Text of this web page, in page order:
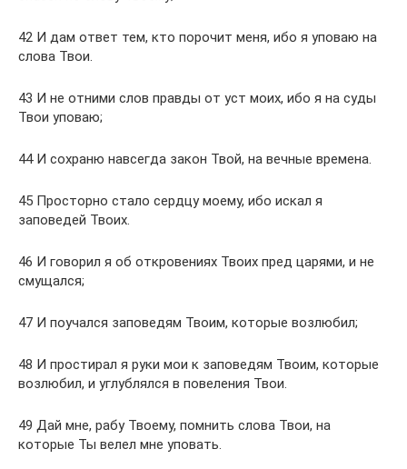
42 И дам ответ тем, кто порочит меня, ибо я уповаю на
слова Твои.
43 И не отними слов правды от уст моих, ибо я на суды
Твои уповаю;
44 И сохраню навсегда закон Твой, на вечные времена.
45 Просторно стало сердцу моему, ибо искал я
заповедей Твоих.
46 И говорил я об откровениях Твоих пред царями, и не
смущался;
47 И поучался заповедям Твоим, которые возлюбил;
48 И простирал я руки мои к заповедям Твоим, которые
возлюбил, и углублялся в повеления Твои.
49 Дай мне, рабу Твоему, помнить слова Твои, на
которые Ты велел мне уповать.